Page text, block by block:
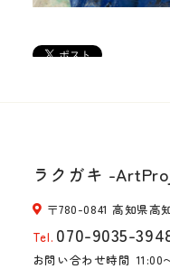
ラクガキ -
〒780-0841 高知県高
Tel. 070-9035-
お問い合わせ時間 11:00